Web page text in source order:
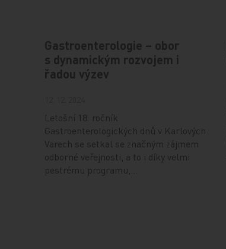
Gastroenterologie – obor
s dynamickým rozvojem i
řadou výzev
Letošní 18. ročník
Gastroenterologických dnů v Karlových
Varech se setkal se značným zájmem
odborné veřejnosti, a to i díky velmi
pestrému programu,…